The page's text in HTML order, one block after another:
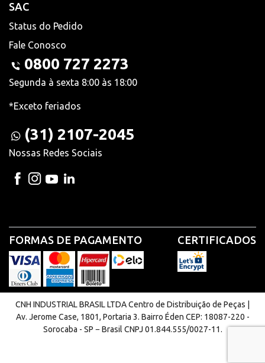
SAC
Status do Pedido
Fale Conosco
0800 727 2273
Segunda à sexta 8:00 às 18:00
*Exceto feriados
(31) 2107-2045
Nossas Redes Sociais
FORMAS DE PAGAMENTO CERTIFICADOS
CNH INDUSTRIAL BRASIL LTDA Centro de Distribuição de Peças |
Av. Jerome Case, 1801, Portaria 3. Bairro Éden CEP: 18087-220 -
Sorocaba - SP − Brasil CNPJ 01.844.555/0027-11.